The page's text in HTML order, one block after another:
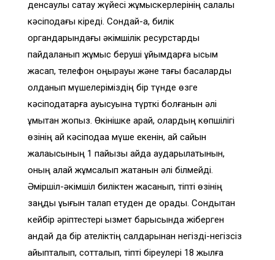
денсаулық сақтау жүйесі жұмыскерлерінің салалық
кәсіподағы кіреді. Сондай-ақ, билік
органдарындағы әкімшілік ресурстарды
пайдаланып жұмыс беруші ұйымдарға қысым
жасап, телефон қоңырауы және тағы басқаларды
қолданып мүшелеріміздің бір түнде өзге
кәсіподақтарға ауысуына түрткі болғанын әлі
ұмытқан жоқпыз. Өкінішке қарай, олардың көпшілігі
өзінің қай кәсіподаққа мүше екенін, ай сайын
жалақысының 1 пайызы қайда аударылатынын,
оның қалай жұмсалып жатқанын әлі білмейді.
Әміршіл-әкімшіл биліктен жасқанып, тіпті өзінің
заңды құқығын талап етуден де қорқады. Сондықтан
кейбір әріптестері қызмет барысында жіберген
қандай да бір қателіктің салдарынан негізді-негізсіз
айыпталып, сотталып, тіпті біреулері 18 жылға